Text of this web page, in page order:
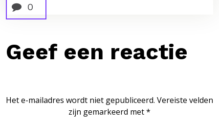
0
Geef een reactie
Het e-mailadres wordt niet gepubliceerd. Vereiste velden
zijn gemarkeerd met*